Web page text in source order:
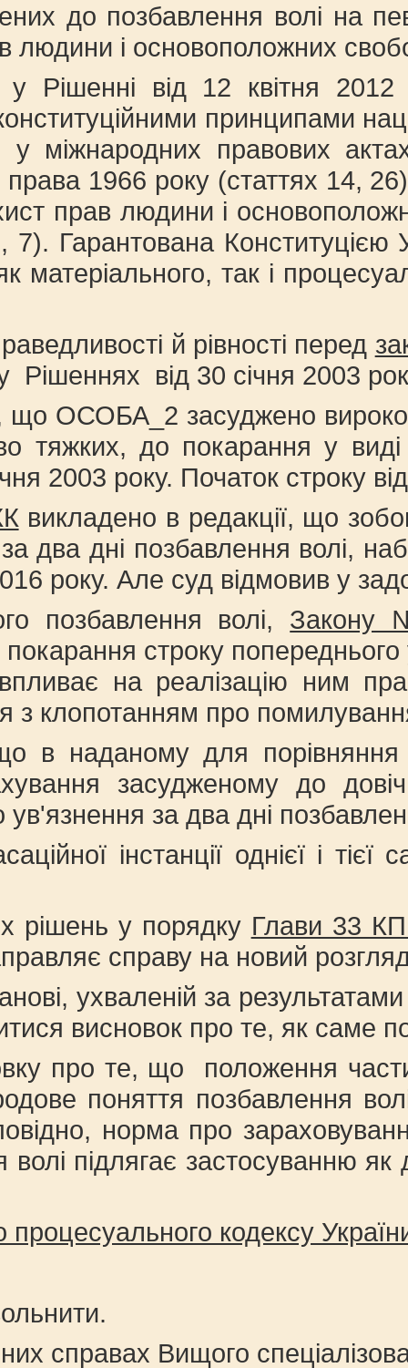
до позбавлення волі на
людини і основоположних
Рішенні від 12 квітня
принципами
у міжнародних правових
права 1966 року (статтях
прав людини і
Гарантована Конституцією
так і
й рівності перед
від 30 січня 2003
що ОСОБА_2 засуджено
тяжких, до покарання у
2003 року. Початок
викладено в редакції, що
два дні позбавлення волі,
року. Але суд відмовив у
позбавлення волі, Закону
строку
на реалізацію ним
з клопотанням про
наданому для порівняння
засудженому до
за два дні
інстанції однієї і
рішень у порядку Глави 33
справу на новий
ухваленій за
висновок про те, як саме
про те, що положення
поняття позбавлення
норма про
підлягає застосуванню
процесуального кодексу
справах Вищого